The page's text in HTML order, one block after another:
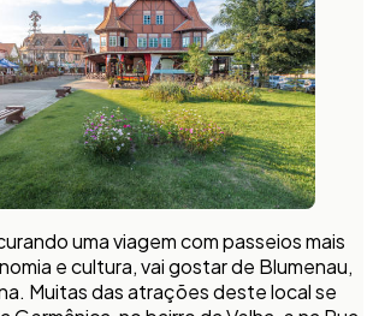
uma viagem com passeios mais
e cultura, vai gostar de Blumenau,
Muitas das atrações deste local se